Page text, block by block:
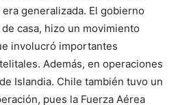
generalizada. El gobierno
casa, hizo un movimiento
involucró importantes
Además, en operaciones
Islandia. Chile también tuvo un
pues la Fuerza Aérea